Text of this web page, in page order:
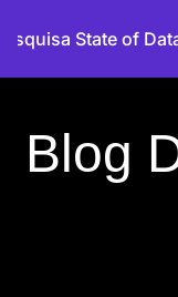
State of
Blog